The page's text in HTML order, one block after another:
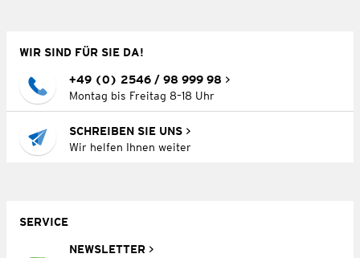
WIR SIND FÜR SIE DA!
+49 (0) 2546 / 98 999 98
Montag bis Freitag 8–18 Uhr
SCHREIBEN SIE UNS
Wir helfen Ihnen weiter
SERVICE
NEWSLETTER